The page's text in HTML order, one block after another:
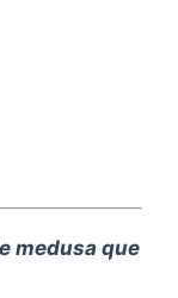
medusa que